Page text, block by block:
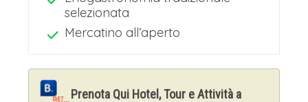
selezionata
Mercatino all’aperto
Prenota Qui Hotel, Tour e Attività a